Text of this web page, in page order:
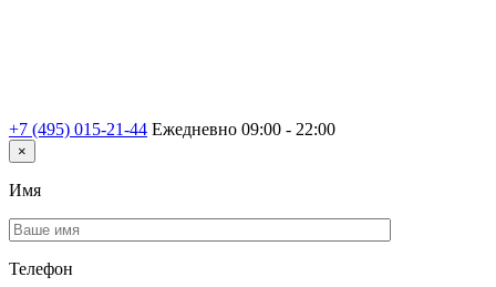
+7 (495) 015-21-44 Ежедневно 09:00 - 22:00
×
Имя
Телефон